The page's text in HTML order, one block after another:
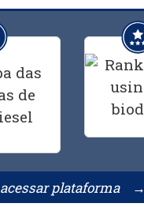
acessar plataforma →